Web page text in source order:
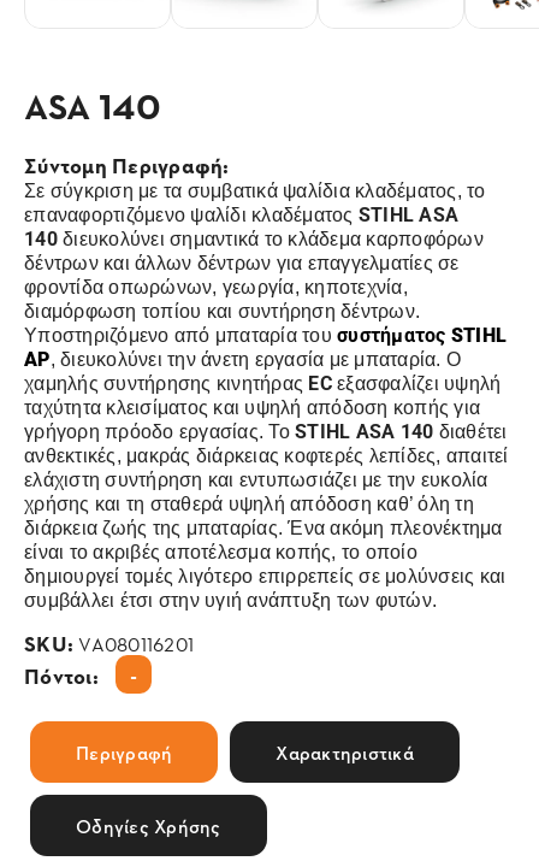
ASA 140
Σύντομη Περιγραφή:
Σε σύγκριση με τα συμβατικά ψαλίδια κλαδέματος, το
επαναφορτιζόμενο ψαλίδι κλαδέματος STIHL ASA
140 διευκολύνει σημαντικά το κλάδεμα καρποφόρων
δέντρων και άλλων δέντρων για επαγγελματίες σε
φροντίδα οπωρώνων, γεωργία, κηποτεχνία,
διαμόρφωση τοπίου και συντήρηση δέντρων.
Υποστηριζόμενο από μπαταρία του συστήματος STIHL
AP, διευκολύνει την άνετη εργασία με μπαταρία. Ο
χαμηλής συντήρησης κινητήρας EC εξασφαλίζει υψηλή
ταχύτητα κλεισίματος και υψηλή απόδοση κοπής για
γρήγορη πρόοδο εργασίας. Το STIHL ASA 140 διαθέτει
ανθεκτικές, μακράς διάρκειας κοφτερές λεπίδες, απαιτεί
ελάχιστη συντήρηση και εντυπωσιάζει με την ευκολία
χρήσης και τη σταθερά υψηλή απόδοση καθ’ όλη τη
διάρκεια ζωής της μπαταρίας. Ένα ακόμη πλεονέκτημα
είναι το ακριβές αποτέλεσμα κοπής, το οποίο
δημιουργεί τομές λιγότερο επιρρεπείς σε μολύνσεις και
συμβάλλει έτσι στην υγιή ανάπτυξη των φυτών.
SKU:VA080116201
Πόντοι: -
Περιγραφή Χαρακτηριστικά
Οδηγίες Χρήσης